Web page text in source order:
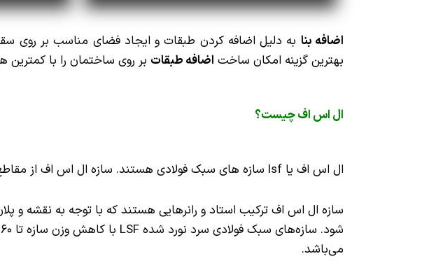
اضافه بنا به دلیل اضافه کردن طبقات و ایجاد فضای مناسب بر
بهترین گزینه امکان ساخت اضافه طبقات بر روی ساختمان را با
ال اس اف چیست؟
ال اس اف یا lsf سازه های سبک فولادی هستند. سازه ال اس اف از مقاطع فولاد سرد نورد شده یا به عبارتی ورق های گالوانیزه تشکیل می شود.
سازه ال اس اف ترکیب استاد و رانرهایی هستند که با توجه به نقشه
می‌باشد.